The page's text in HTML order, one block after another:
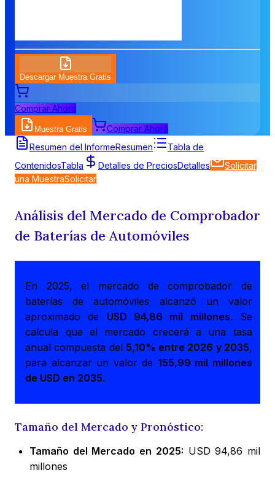
Descargar Muestra Gratis
Comprar Ahora
Muestra Gratis
Comprar Ahora
Resumen del InformeResumen
Tabla de
ContenidosTabla Detalles de PreciosDetalles
Solicitar
una MuestraSolicitar
Análisis del Mercado de Comprobador
de Baterías de Automóviles
En 2025, el mercado de comprobador de
baterías de automóviles alcanzó un valor
aproximado de USD 94,86 mil millones. Se
calcula que el mercado crecerá a una tasa
anual compuesta del 5,10% entre 2026 y 2035,
para alcanzar un valor de 155,99 mil millones
de USD en 2035.
Tamaño del Mercado y Pronóstico:
Tamaño del Mercado en 2025: USD 94,86 mil
millones